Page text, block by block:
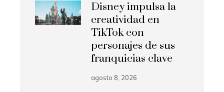
Disney impulsa la
creatividad en
TikTok con
personajes de sus
franquicias clave
agosto 8, 2026